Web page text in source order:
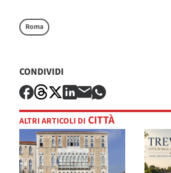
Roma
CONDIVIDI
ALTRI ARTICOLI DI CITTÀ